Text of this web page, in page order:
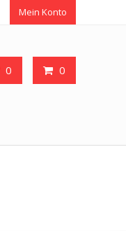
Mein Konto
0 0